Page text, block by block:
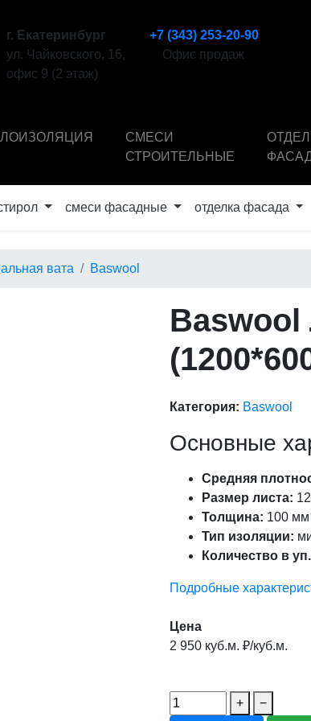
г. Екатеринбург
ул. Чайковского, 16,
офис 9 (2 этаж)
+7 (343) 253-20-90
Офис продаж
СМЕСИ
СТРОИТЕЛЬНЫЕ
смеси фасадные отделка фасада
вата Baswool
Baswool
Категория: Baswool
Основные
Средняя
Размер листа:
Толщина: 100 мм
Тип изоляции:
Количество в
Подробные
Цена
2 950 куб.м. ₽/куб.м.
+
−